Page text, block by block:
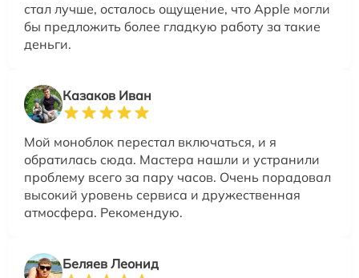
стал лучше, осталось ощущение, что Apple могли
бы предложить более гладкую работу за такие
деньги.
Казаков Иван
Мой моноблок перестал включаться, и я
обратилась сюда. Мастера нашли и устранили
проблему всего за пару часов. Очень порадовал
высокий уровень сервиса и дружественная
атмосфера. Рекомендую.
Беляев Леонид